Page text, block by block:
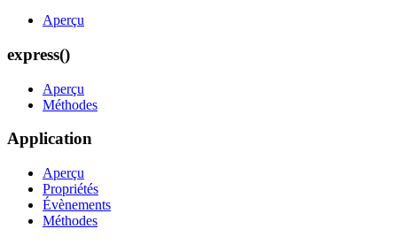
Aperçu
express()
Aperçu
Méthodes
Application
Aperçu
Propriétés
Évènements
Méthodes